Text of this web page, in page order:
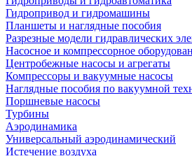
Гидропривод и гидромашины
Планшеты и наглядные пособия
Разрезные модели гидравлических
Насосное и компрессорное
Центробежные насосы и агрегаты
Компрессоры и вакуумные насосы
Наглядные пособия по вакуумной
Поршневые насосы
Турбины
Аэродинамика
Универсальный аэродинамический
Истечение воздуха